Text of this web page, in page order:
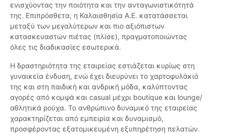
ενισχύοντας την ποιότητα και την ανταγωνιστικότητά
της. Επιπρόσθετα, η Καλαισθησία Α.Ε. κατατάσσεται
μεταξύ των μεγαλύτερων και πιο αξιόπιστων
κατασκευαστών πιέτας (πλίσε), πραγματοποιώντας
όλες τις διαδικασίες εσωτερικά.
Η δραστηριότητα της εταιρείας εστιάζεται κυρίως στη
γυναικεία ένδυση, ενώ έχει διευρύνει το χαρτοφυλάκιό
της και στη παιδική και ανδρική μόδα, καλύπτοντας
αγορές από κομψά και casual μέχρι boutique και lounge/
αθλητικά ρούχα. Το ανθρώπινο δυναμικό της εταιρείας
χαρακτηρίζεται από εμπειρία και δυναμισμό,
προσφέροντας εξατομικευμένη εξυπηρέτηση πελατών.